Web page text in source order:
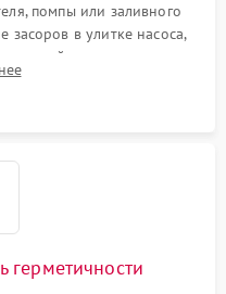
помпы или заливного
засоров в улитке насоса,
ремонт платы
проводки.
герметичности